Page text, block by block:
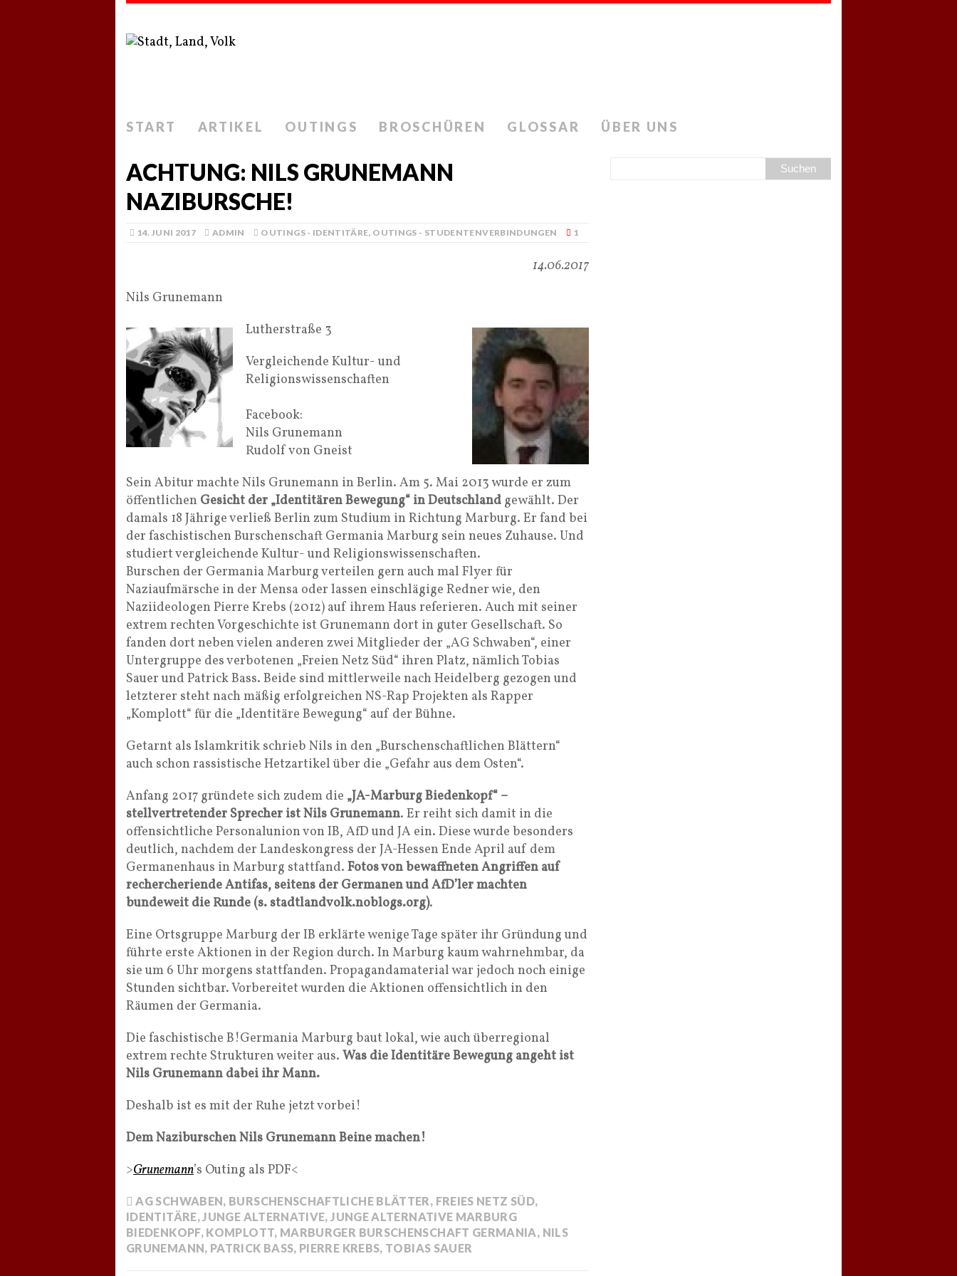
START ARTIKEL OUTINGS BROSCHÜREN GLOSSAR ÜBER UNS
ACHTUNG: NILS GRUNEMANN
NAZIBURSCHE!
14. JUNI 2017 ADMIN OUTINGS - IDENTITÄRE, OUTINGS - STUDENTENVERBINDUNGEN 1
14.06.2017
Nils Grunemann
Lutherstraße 3
Vergleichende Kultur- und
Religionswissenschaften
Facebook:
Nils Grunemann
Rudolf von Gneist
Sein Abitur machte Nils Grunemann in Berlin. Am 5. Mai 2013 wurde er zum
öffentlichen Gesicht der „Identitären Bewegung“ in Deutschland gewählt. Der
damals 18 Jährige verließ Berlin zum Studium in Richtung Marburg. Er fand bei
der faschistischen Burschenschaft Germania Marburg sein neues Zuhause. Und
studiert vergleichende Kultur- und Religionswissenschaften.
Burschen der Germania Marburg verteilen gern auch mal Flyer für
Naziaufmärsche in der Mensa oder lassen einschlägige Redner wie, den
Naziideologen Pierre Krebs (2012) auf ihrem Haus referieren. Auch mit seiner
extrem rechten Vorgeschichte ist Grunemann dort in guter Gesellschaft. So
fanden dort neben vielen anderen zwei Mitglieder der „AG Schwaben“, einer
Untergruppe des verbotenen „Freien Netz Süd“ ihren Platz, nämlich Tobias
Sauer und Patrick Bass. Beide sind mittlerweile nach Heidelberg gezogen und
letzterer steht nach mäßig erfolgreichen NS-Rap Projekten als Rapper
„Komplott“ für die „Identitäre Bewegung“ auf der Bühne.
Getarnt als Islamkritik schrieb Nils in den „Burschenschaftlichen Blättern“
auch schon rassistische Hetzartikel über die „Gefahr aus dem Osten“.
Anfang 2017 gründete sich zudem die „JA-Marburg Biedenkopf“ –
stellvertretender Sprecher ist Nils Grunemann. Er reiht sich damit in die
offensichtliche Personalunion von IB, AfD und JA ein. Diese wurde besonders
deutlich, nachdem der Landeskongress der JA-Hessen Ende April auf dem
Germanenhaus in Marburg stattfand. Fotos von bewaffneten Angriffen auf
rechercheriende Antifas, seitens der Germanen und AfD’ler machten
bundeweit die Runde (s. stadtlandvolk.noblogs.org).
Eine Ortsgruppe Marburg der IB erklärte wenige Tage später ihr Gründung und
führte erste Aktionen in der Region durch. In Marburg kaum wahrnehmbar, da
sie um 6 Uhr morgens stattfanden. Propagandamaterial war jedoch noch einige
Stunden sichtbar. Vorbereitet wurden die Aktionen offensichtlich in den
Räumen der Germania.
Die faschistische B!Germania Marburg baut lokal, wie auch überregional
extrem rechte Strukturen weiter aus. Was die Identitäre Bewegung angeht ist
Nils Grunemann dabei ihr Mann.
Deshalb ist es mit der Ruhe jetzt vorbei!
Dem Naziburschen Nils Grunemann Beine machen!
>Grunemann’s Outing als PDF<
AG SCHWABEN, BURSCHENSCHAFTLICHE BLÄTTER, FREIES NETZ SÜD,
IDENTITÄRE,JUNGE ALTERNATIVE,JUNGE ALTERNATIVE MARBURG
BIEDENKOPF, KOMPLOTT, MARBURGER BURSCHENSCHAFT GERMANIA, NILS
GRUNEMANN, PATRICK BASS, PIERRE KREBS, TOBIAS SAUER